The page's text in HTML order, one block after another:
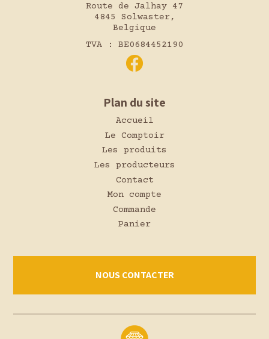
Route de Jalhay 47
4845 Solwaster,
Belgique
TVA : BE0684452190
Plan du site
Accueil
Le Comptoir
Les produits
Les producteurs
Contact
Mon compte
Commande
Panier
NOUS CONTACTER